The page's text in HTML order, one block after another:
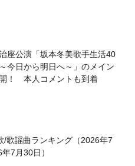
座公演「坂本冬美歌手生活40
今日から明日へ～」のメイン
！ 本人コメントも到着
/歌謡曲ランキング（2026年7
7月30日）